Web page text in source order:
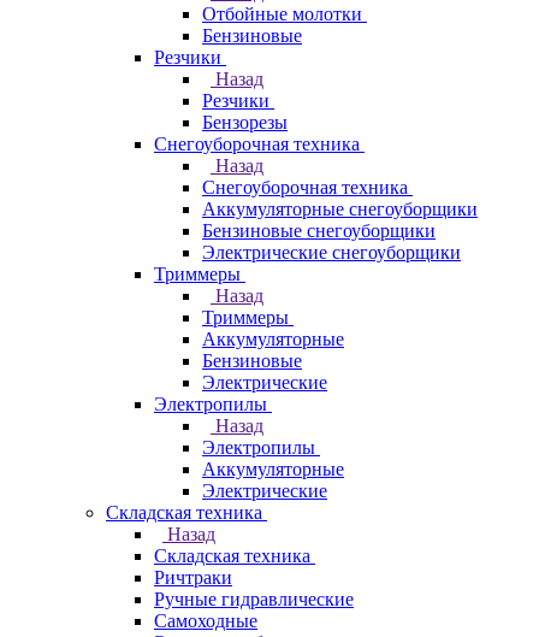
Отбойные молотки
Бензиновые
Резчики
Назад
Резчики
Бензорезы
Снегоуборочная техника
Назад
Снегоуборочная техника
Аккумуляторные снегоуборщики
Бензиновые снегоуборщики
Электрические снегоуборщики
Триммеры
Назад
Триммеры
Аккумуляторные
Бензиновые
Электрические
Электропилы
Назад
Электропилы
Аккумуляторные
Электрические
Складская техника
Назад
Складская техника
Ричтраки
Ручные гидравлические
Самоходные